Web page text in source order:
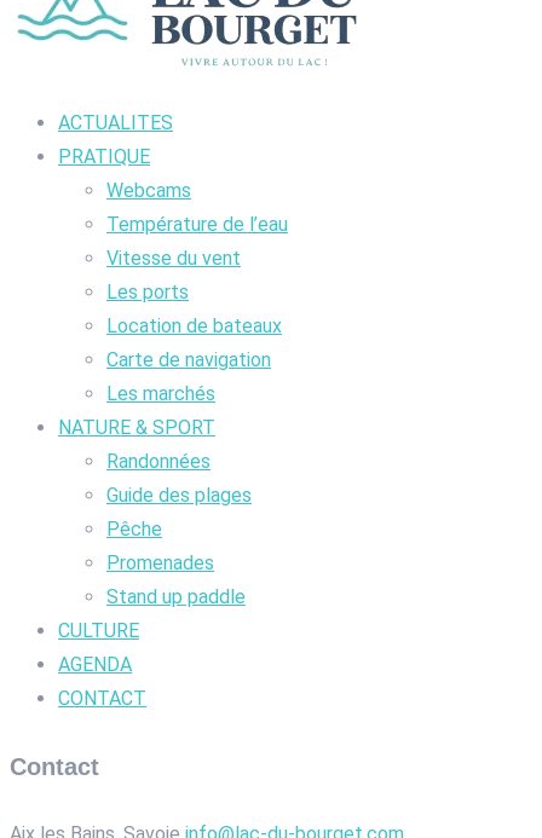
ACTUALITES
PRATIQUE
Webcams
Température de l’eau
Vitesse du vent
Les ports
Location de bateaux
Carte de navigation
Les marchés
NATURE & SPORT
Randonnées
Guide des plages
Pêche
Promenades
Stand up paddle
CULTURE
AGENDA
CONTACT
Contact